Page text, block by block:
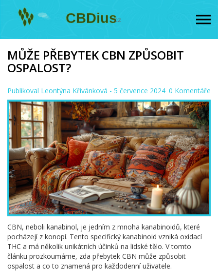
MŮŽE PŘEBYTEK CBN ZPŮSOBIT
OSPALOST?
Publikoval Leontýna Křivánková - 5 července 2024 0 Komentáře
CBN, neboli kanabinol, je jedním z mnoha kanabinoidů, které
pocházejí z konopí. Tento specifický kanabinoid vzniká oxidací
THC a má několik unikátních účinků na lidské tělo. V tomto
článku prozkoumáme, zda přebytek CBN může způsobit
ospalost a co to znamená pro každodenní uživatele.